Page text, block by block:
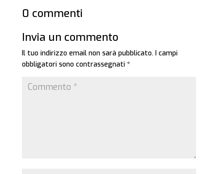
0 commenti
Invia un commento
Il tuo indirizzo email non sarà pubblicato. I campi
obbligatori sono contrassegnati *